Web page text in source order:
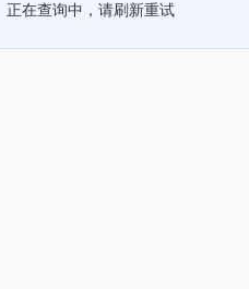
正在查询中，请刷新重试